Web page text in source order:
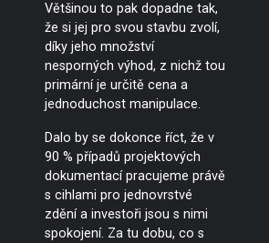
Většinou to pak dopadne tak,
že si jej pro svou stavbu zvolí,
díky jeho množství
nesporných výhod, z nichž tou
primární je určitě cena a
jednoduchost manipulace.
Dalo by se dokonce říct, že v
90 % případů projektových
dokumentací pracujeme právě
s cihlami pro jednovrstvé
zdění a investoři jsou s nimi
spokojení. Za tu dobu, co s